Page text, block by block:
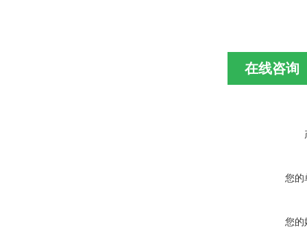
在线咨询
您的
您的